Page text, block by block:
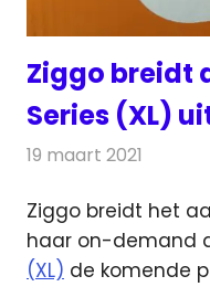
Ziggo breidt
Series (XL)
19 maart 2021
Ziggo breidt het
haar on-demand
(XL) de komende